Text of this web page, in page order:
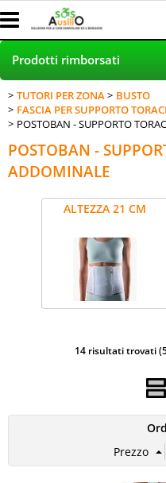
HOME
POLTRONE RELAX -
Prodotti rimborsati
TUTORI PER ZONA
BUSTO
FASCIA PER SUPPORTO
POSTOBAN - SUPPORTO
POSTOBAN -
ADDOMINALE
ALTEZZA 21 CM
14 risultati trovati